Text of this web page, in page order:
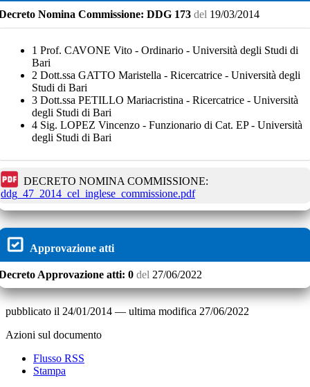
Nomina Commissione: DDG 173 del 19/03/2014
1 Prof. CAVONE Vito - Ordinario - Università degli Studi di
Bari
2 Dott.ssa GATTO Maristella - Ricercatrice - Università degli
Studi di Bari
3 Dott.ssa PETILLO Mariacristina - Ricercatrice - Università
degli Studi di Bari
4 Sig. LOPEZ Vincenzo - Funzionario di Cat. EP - Università
degli Studi di Bari
DECRETO NOMINA COMMISSIONE:
ddg_47_2014_cel_inglese_commissione.pdf
Approvazione atti
Approvazione atti: 0 del 27/06/2022
pubblicato il 24/01/2014 — ultima modifica 27/06/2022
Azioni sul documento
Flusso RSS
Stampa